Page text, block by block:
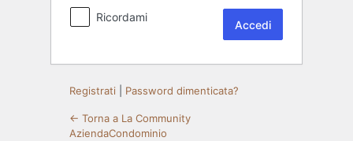
Ricordami
Registrati Password dimenticata?
← Torna a La Community
AziendaCondominio